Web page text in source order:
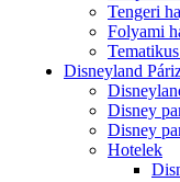
Tengeri
Folyami
Disneyland
Disney
Disney
Hotelek